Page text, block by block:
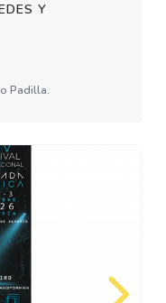
Y
Padilla.